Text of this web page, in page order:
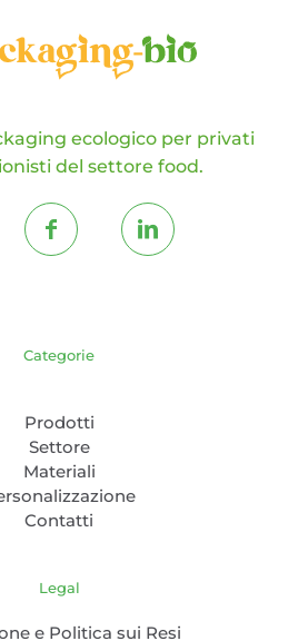
ecologico per privati
del settore food.
Categorie
Prodotti
Settore
Materiali
Contatti
Legal
e Politica sui Resi